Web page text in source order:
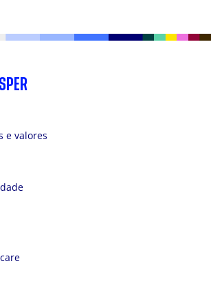
e valores